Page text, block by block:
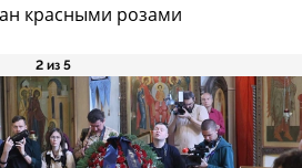
красными розами
2 из 5